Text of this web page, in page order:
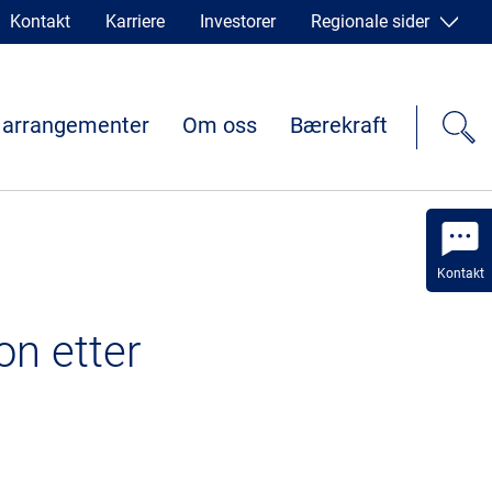
Kontakt
Kontakt Karriere Investorer Regionale sider
Om oss Bærekraft
etter